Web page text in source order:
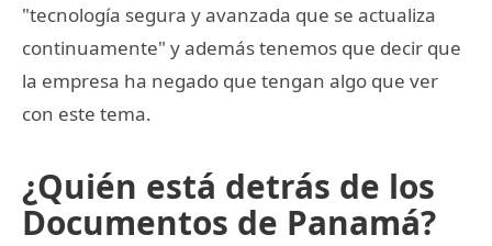
"tecnología segura y avanzada que se actualiza
continuamente" y además tenemos que decir que
la empresa ha negado que tengan algo que ver
con este tema.
¿Quién está detrás de los
Documentos de Panamá?